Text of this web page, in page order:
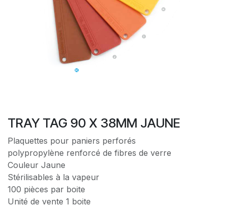
TRAY TAG 90 X 38MM JAUNE
Plaquettes pour paniers perforés
polypropylène renforcé de fibres de verre
Couleur Jaune
Stérilisables à la vapeur
100 pièces par boite
Unité de vente 1 boite